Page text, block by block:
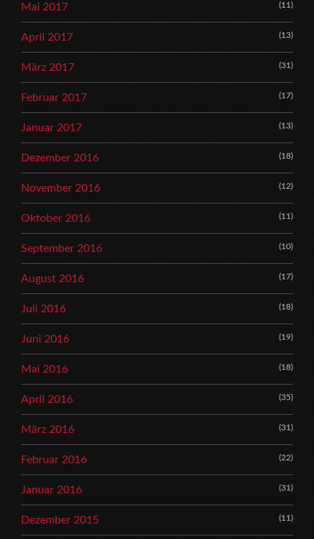
Mai 2017 (11)
April 2017 (13)
März 2017 (31)
Februar 2017 (17)
Januar 2017 (13)
Dezember 2016 (18)
November 2016 (12)
Oktober 2016 (11)
September 2016 (10)
August 2016 (17)
Juli 2016 (18)
Juni 2016 (19)
Mai 2016 (18)
April 2016 (35)
März 2016 (31)
Februar 2016 (22)
Januar 2016 (31)
Dezember 2015 (11)